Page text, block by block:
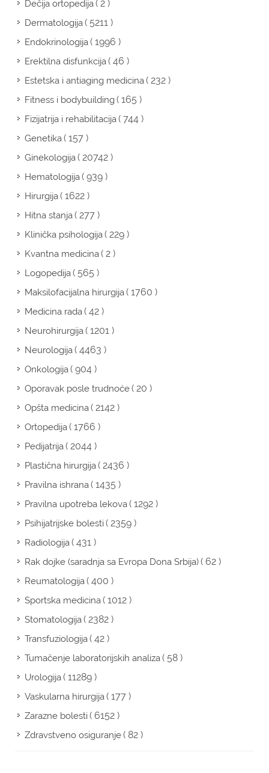
Dečija ortopedija( 2 )
Dermatologija( 5211 )
Endokrinologija( 1996 )
Erektilna disfunkcija( 46 )
Estetska i antiaging medicina( 232 )
Fitness i bodybuilding( 165 )
Fizijatrija i rehabilitacija( 744 )
Genetika( 157 )
Ginekologija( 20742 )
Hematologija( 939 )
Hirurgija( 1622 )
Hitna stanja( 277 )
Klinička psihologija( 229 )
Kvantna medicina( 2 )
Logopedija( 565 )
Maksilofacijalna hirurgija( 1760 )
Medicina rada( 42 )
Neurohirurgija( 1201 )
Neurologija( 4463 )
Onkologija( 904 )
Oporavak posle trudnoće( 20 )
Opšta medicina( 2142 )
Ortopedija( 1766 )
Pedijatrija( 2044 )
Plastična hirurgija( 2436 )
Pravilna ishrana( 1435 )
Pravilna upotreba lekova( 1292 )
Psihijatrijske bolesti( 2359 )
Radiologija( 431 )
Rak dojke (saradnja sa Evropa Dona Srbija)( 62 )
Reumatologija( 400 )
Sportska medicina( 1012 )
Stomatologija( 2382 )
Transfuziologija( 42 )
Tumačenje laboratorijskih analiza( 58 )
Urologija( 11289 )
Vaskularna hirurgija( 177 )
Zarazne bolesti( 6152 )
Zdravstveno osiguranje( 82 )